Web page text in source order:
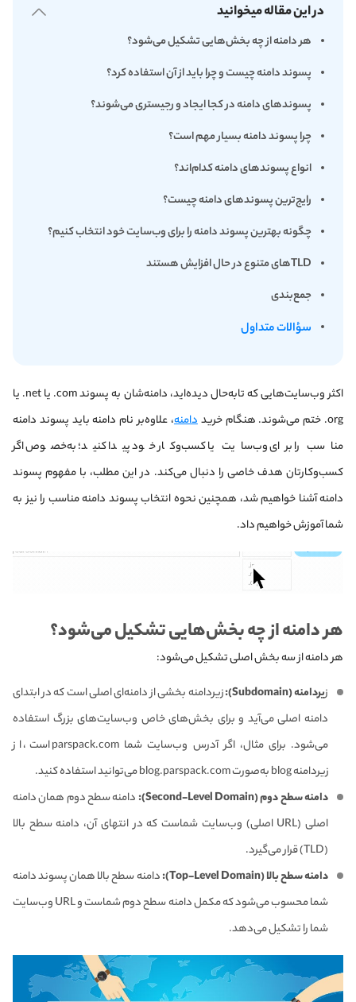
در این مقاله میخوانید
هر دامنه از چه بخش‌هایی تشکیل می‌شود؟
پسوند دامنه چیست و چرا باید از آن استفاده کرد؟
پسوندهای دامنه در کجا ایجاد و رجیستری می‌شوند؟
چرا پسوند دامنه بسیار مهم است؟
انواع پسوندهای دامنه کدام‌اند؟
رایج‌ترین پسوندهای دامنه چیست؟
چگونه بهترین پسوند دامنه را برای وب‌سایت خود انتخاب کنیم؟
TLDهای متنوع در حال افزایش هستند
جمع‌بندی
سؤالات متداول
اکثر وب‌سایت‌هایی که تا‌به‌حال دیده‌اید، دامنه‌شان به پسوند com. یا net. یا
org. ختم می‌شوند. هنگام خرید
دامنه، علاوه‌بر نام دامنه باید پسوند دامنه
مناسب را برای وب‌سایت یا کسب‌وکار خود پیدا کنید؛ به‌خصوص اگر
کسب‌وکارتان هدف خاصی را دنبال می‌کند. در این مطلب، با مفهوم پسوند
دامنه آشنا خواهیم شد، همچنین نحوه انتخاب پسوند دامنه مناسب را نیز به
شما آموزش خواهیم داد.
هر دامنه از چه بخش‌هایی تشکیل می‌شود؟
هر دامنه از سه بخش اصلی تشکیل می‌شود:
زیردامنه (Subdomain):
زیردامنه بخشی از دامنه‌ای اصلی است که در ابتدای
دامنه اصلی می‌آید و برای بخش‌های خاص وب‌سایت‌های بزرگ استفاده
می‌شود. برای مثال، اگر آدرس وب‌سایت شما parspack.com است، از
زیردامنه blog به‌صورت blog.parspack.com می‌توانید استفاده کنید.
دامنه سطح دوم (Second-Level Domain):
دامنه سطح دوم همان دامنه
اصلی (URL اصلی) وب‌سایت شماست که در انتهای آن، دامنه سطح بالا
(TLD) قرار می‌گیرد.
دامنه سطح بالا (Top-Level Domain):
دامنه سطح بالا همان پسوند دامنه
شما محسوب می‌شود که مکمل دامنه سطح دوم شماست و URL وب‌سایت
شما را تشکیل می‌دهد.